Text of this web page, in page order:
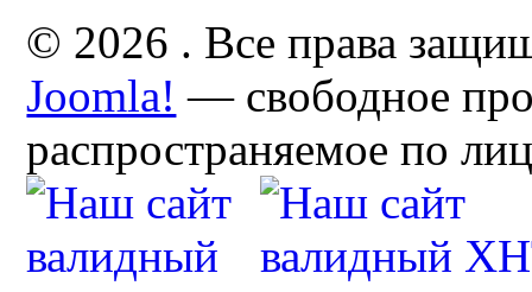
© 2026 . Все права
Joomla! — свободное
распространяемое по